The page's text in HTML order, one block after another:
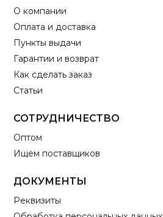
О компании
Оплата и доставка
Пункты выдачи
Гарантии и возврат
Как сделать заказ
Статьи
СОТРУДНИЧЕСТВО
Оптом
Ищем поставщиков
ДОКУМЕНТЫ
Реквизиты